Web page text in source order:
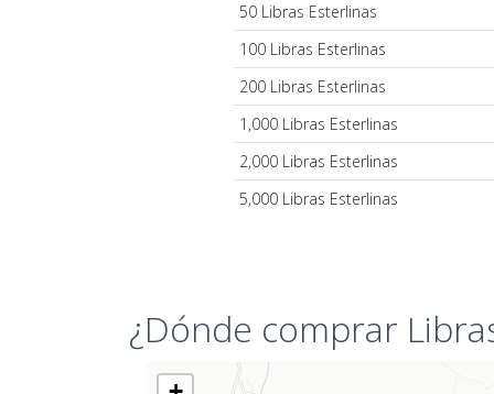
50 Libras Esterlinas
100 Libras Esterlinas
200 Libras Esterlinas
1,000 Libras Esterlinas
2,000 Libras Esterlinas
5,000 Libras Esterlinas
¿Dónde comprar